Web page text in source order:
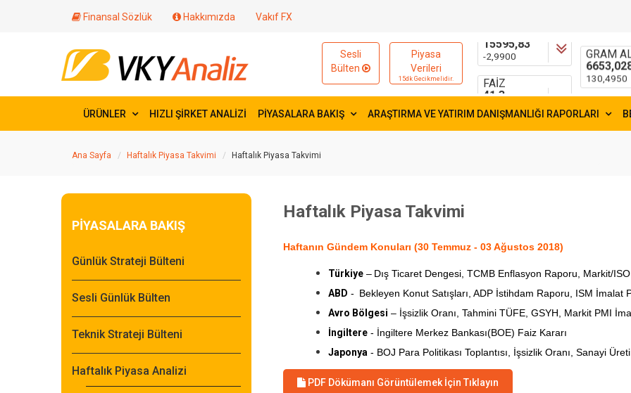
Finansal Sözlük Hakkımızda Vakıf FX
Sesli
Bülten
Piyasa
Verileri
15dk Gecikmelidir.
FAİZ
41,3
-0,2300
GRAM
130,4950
ÜRÜNLER HIZLI ŞİRKET ANALİZİ PİYASALARA BAKIŞ ARAŞTIRMA VE YATIRIM DANIŞMANLIĞI RAPORLARI
Ana Sayfa Haftalık Piyasa Takvimi Haftalık Piyasa Takvimi
PİYASALARA BAKIŞ
Günlük Strateji Bülteni
Sesli Günlük Bülten
Teknik Strateji Bülteni
Haftalık Piyasa Analizi
Haftalık Piyasa Takvimi
Haftanın Gündem Konuları (30 Temmuz - 03 Ağustos 2018)
Türkiye – Dış Ticaret Dengesi, TCMB Enflasyon Raporu, Markit/
ABD - Bekleyen Konut Satışları, ADP İstihdam Raporu, ISM İmalat
Avro Bölgesi – İşsizlik Oranı, Tahmini TÜFE, GSYH, Markit PMI
İngiltere - İngiltere Merkez Bankası(BOE) Faiz Kararı
Japonya - BOJ Para Politikası Toplantısı, İşsizlik Oranı, Sanayi
PDF Dökümanı Görüntülemek İçin Tıklayın